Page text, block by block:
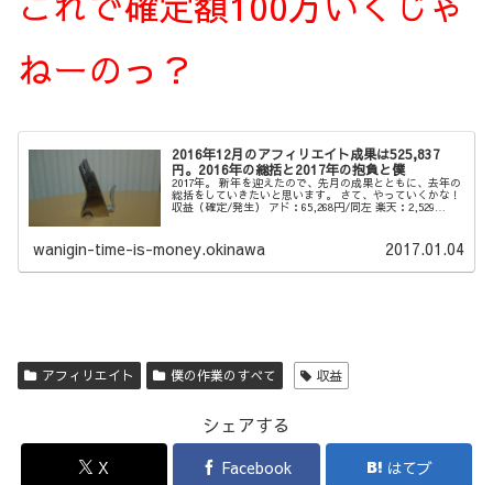
ねーのっ？
2016年12月のアフィリエイト成果は525,837
円。2016年の総括と2017年の抱負と僕
2017年。 新年を迎えたので、先月の成果とともに、去年の
総括をしていきたいと思います。 さて、やっていくかな！
収益（確定/発生） アド：65,268円/同左 楽天：2,529
円/5,595円 アマ：6,941円/同左 もしも：2,663...
wanigin-time-is-money.okinawa 2017.01.04
アフィリエイト 僕の作業のすべて 収益
シェアする
X Facebook はてブ